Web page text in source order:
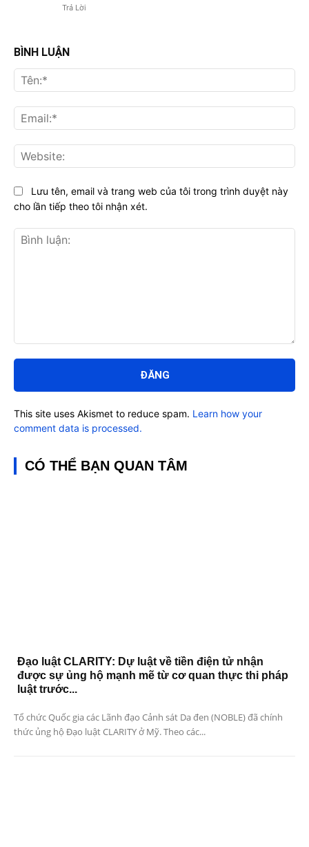
Trả Lời
BÌNH LUẬN
luận:
Lưu tên, email và trang web của tôi trong trình duyệt này
cho lần tiếp theo tôi nhận xét.
This site uses Akismet to reduce spam. Learn how your
comment data is processed.
CÓ THỂ BẠN QUAN TÂM
Đạo luật CLARITY: Dự luật về tiền điện tử nhận
được sự ủng hộ mạnh mẽ từ cơ quan thực thi pháp
luật trước...
Tổ chức Quốc gia các Lãnh đạo Cảnh sát Da đen (NOBLE) đã chính
thức ủng hộ Đạo luật CLARITY ở Mỹ. Theo các...